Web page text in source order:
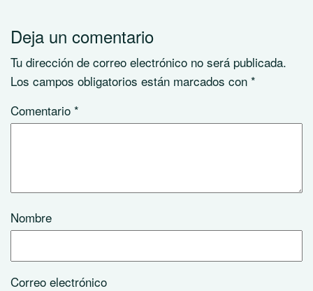
Deja un comentario
Tu dirección de correo electrónico no será publicada.
Los campos obligatorios están marcados con *
Comentario *
Nombre
Correo electrónico